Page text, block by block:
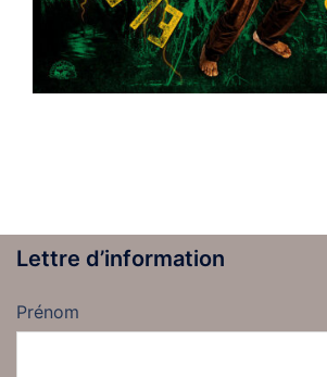
Lettre d’information
Prénom